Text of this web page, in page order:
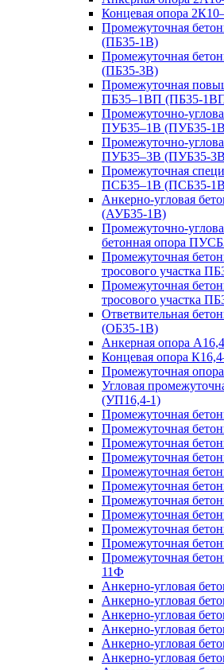
Концевая опора
Промежуточная
(ПБ35-1В)
Промежуточная
(ПБ35-3В)
Промежуточная
ПБ35–1ВП (ПБ35-
Промежуточно-
ПУБ35–1В (ПУБ35-
Промежуточно-
ПУБ35–3В (ПУБ35-
Промежуточная
ПСБ35–1В (ПСБ35-
Анкерно-угловая
(АУБ35-1В)
Промежуточно-
бетонная опора
Промежуточная
тросового участка
Промежуточная
тросового участка
Ответвительная
(ОБ35-1В)
Анкерная опора
Концевая опора
Промежуточная
Угловая
(УП16,4-1)
Промежуточная
Промежуточная
Промежуточная
Промежуточная
Промежуточная
Промежуточная
Промежуточная
Промежуточная
Промежуточная
Промежуточная
Промежуточная
11Ф
Анкерно-угловая
Анкерно-угловая
Анкерно-угловая
Анкерно-угловая
Анкерно-угловая
Анкерно-угловая